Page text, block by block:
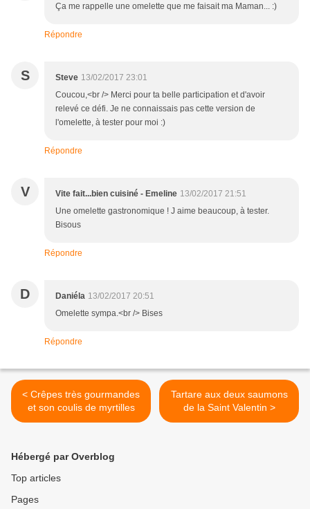
Ça me rappelle une omelette que me faisait ma Maman... :)
Répondre
S Steve 13/02/2017 23:01
Coucou,<br /> Merci pour ta belle participation et d'avoir
relevé ce défi. Je ne connaissais pas cette version de
l'omelette, à tester pour moi :)
Répondre
V Vite fait...bien cuisiné - Emeline 13/02/2017 21:51
Une omelette gastronomique ! J aime beaucoup, à tester.
Bisous
Répondre
D Daniéla 13/02/2017 20:51
Omelette sympa.<br /> Bises
Répondre
< Crêpes très gourmandes
et son coulis de myrtilles
Tartare aux deux saumons
de la Saint Valentin >
Hébergé par Overblog
Top articles
Pages